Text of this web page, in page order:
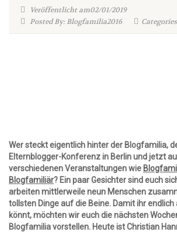
Veröffentlicht am02/01/2019
Posted By: Blogfamilia2016
Wer steckt eigentlich hinter der Blogfamilia,
Elternblogger-Konferenz in Berlin und jetzt
verschiedenen Veranstaltungen wie
Blogfamiliär? Ein paar Gesichter sind euch
arbeiten mittlerweile neun Menschen
tollsten Dinge auf die Beine. Damit ihr
könnt, möchten wir euch die nächsten
Blogfamilia vorstellen. Heute ist Christian